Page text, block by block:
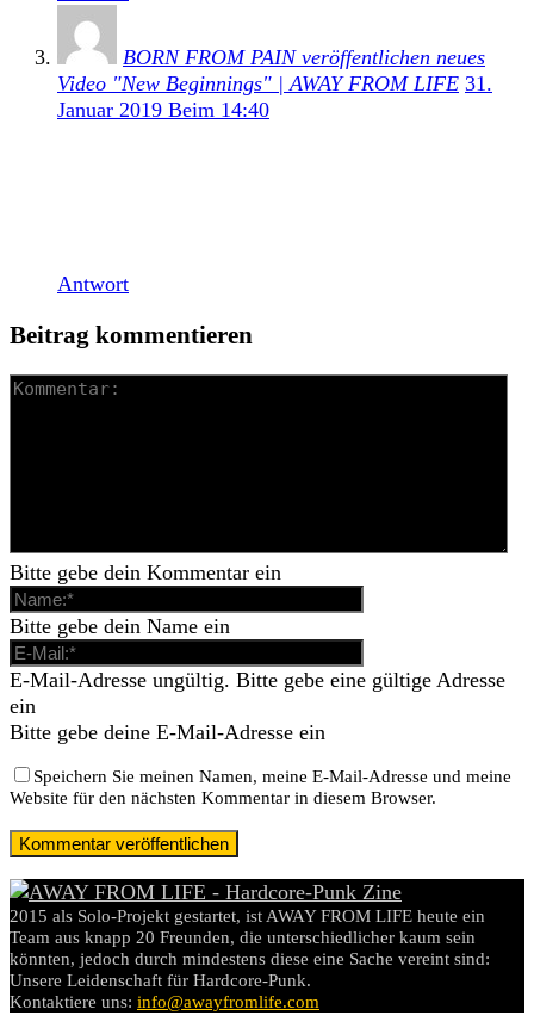
BORN FROM PAIN veröffentlichen neues
Video "New Beginnings" | AWAY FROM LIFE 31.
Januar 2019 Beim 14:40
Antwort
Beitrag kommentieren
Bitte gebe dein Kommentar ein
Bitte gebe dein Name ein
E-Mail-Adresse ungültig. Bitte gebe eine gültige Adresse
ein
Bitte gebe deine E-Mail-Adresse ein
Speichern Sie meinen Namen, meine E-Mail-Adresse und meine
Website für den nächsten Kommentar in diesem Browser.
2015 als Solo-Projekt gestartet, ist AWAY FROM LIFE heute ein
Team aus knapp 20 Freunden, die unterschiedlicher kaum sein
könnten, jedoch durch mindestens diese eine Sache vereint sind:
Unsere Leidenschaft für Hardcore-Punk.
Kontaktiere uns: info@awayfromlife.com